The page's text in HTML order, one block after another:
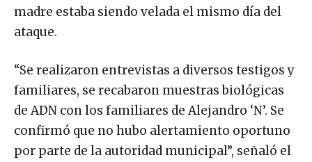
madre estaba siendo velada el mismo día del
ataque.
“Se realizaron entrevistas a diversos testigos y
familiares, se recabaron muestras biológicas
de ADN con los familiares de Alejandro ‘N’. Se
confirmó que no hubo alertamiento oportuno
por parte de la autoridad municipal”, señaló el